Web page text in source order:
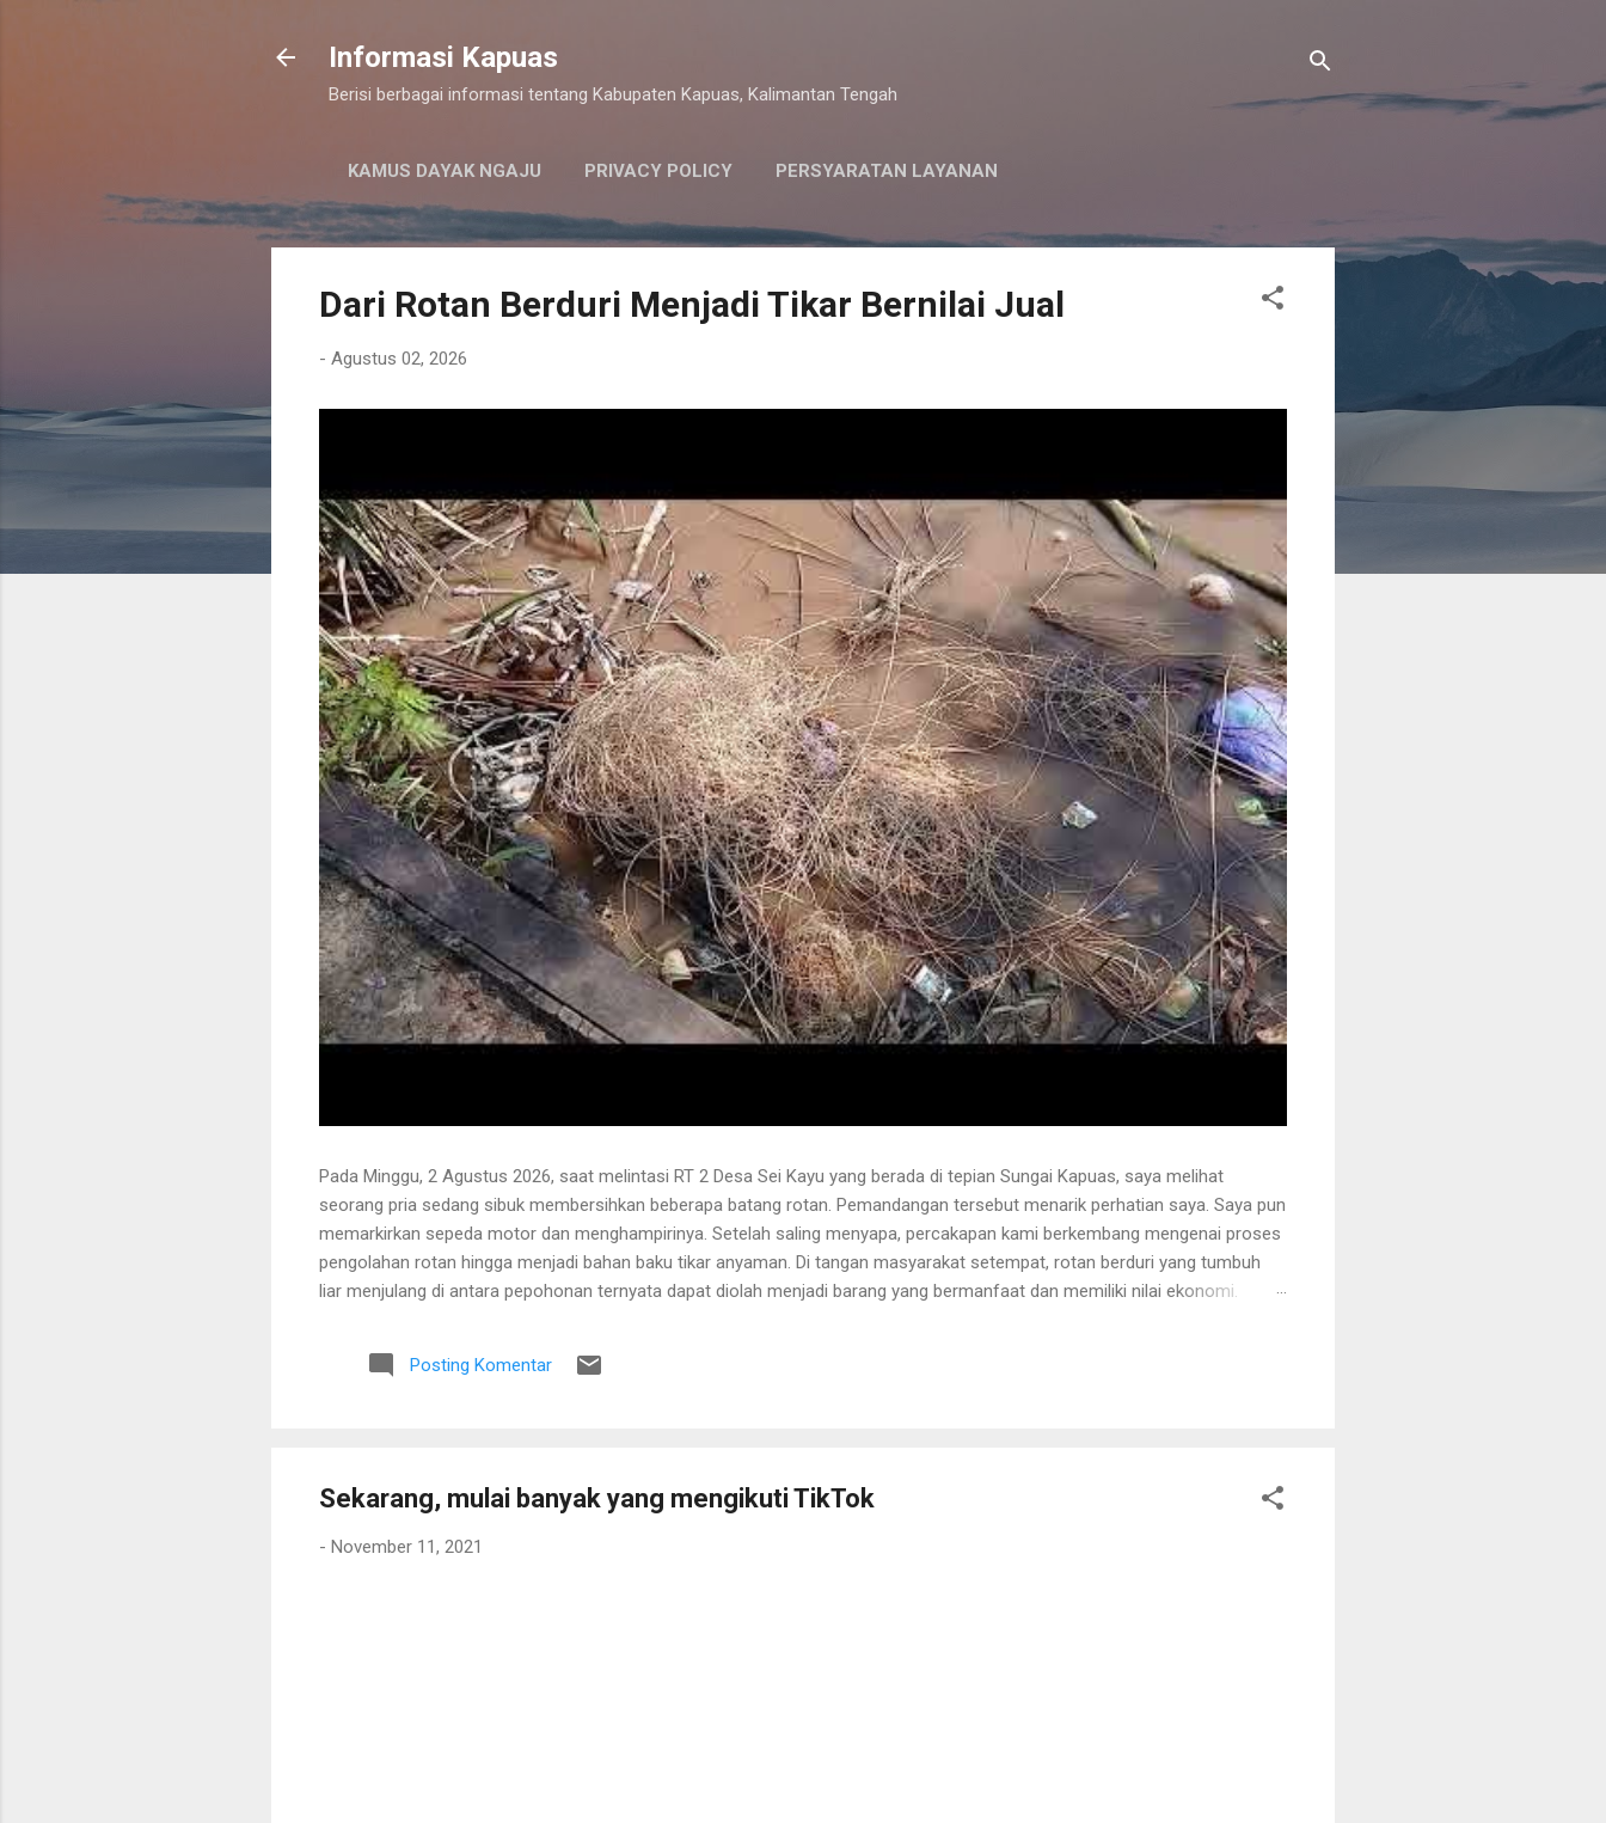
Informasi Kapuas
Berisi berbagai informasi tentang Kabupaten Kapuas, Kalimantan Tengah
KAMUS DAYAK NGAJU PRIVACY POLICY PERSYARATAN LAYANAN
Dari Rotan Berduri Menjadi Tikar Bernilai Jual
- Agustus 02, 2026
Pada Minggu, 2 Agustus 2026, saat melintasi RT 2 Desa Sei Kayu yang berada di tepian Sungai Kapuas, saya melihat
seorang pria sedang sibuk membersihkan beberapa batang rotan. Pemandangan tersebut menarik perhatian saya. Saya pun
memarkirkan sepeda motor dan menghampirinya. Setelah saling menyapa, percakapan kami berkembang mengenai proses
pengolahan rotan hingga menjadi bahan baku tikar anyaman. Di tangan masyarakat setempat, rotan berduri yang tumbuh
liar menjulang di antara pepohonan ternyata dapat diolah menjadi barang yang bermanfaat dan memiliki nilai ekonomi.
Tanaman itu diperkirakan telah berusia sekitar sepuluh tahun. Rotan dikenal memiliki banyak duri sehingga tidak mudah
untuk ditarik dan dipanen. Menurutnya, sebelum menarik rotan, duri-duri pada bagian batang yang akan dipegang harus
Posting Komentar
Sekarang, mulai banyak yang mengikuti TikTok
- November 11, 2021